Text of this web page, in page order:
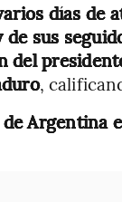
días de
sus
,
Argentina